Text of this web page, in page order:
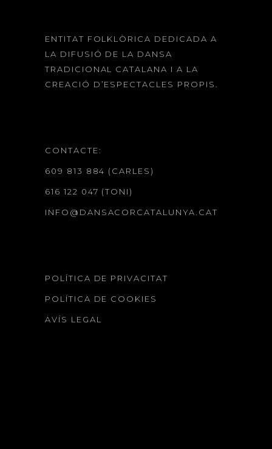
ENTITAT FOLKLÒRICA DEDICADA A
LA DIFUSIÓ DE LA DANSA
TRADICIONAL CATALANA I A LA
CREACIÓ D’ESPECTACLES PROPIS.
CONTACTE:
609 813 884 (CARLES)
616 122 047 (TONI)
INFO@DANSACORCATALUNYA.CAT
POLÍTICA DE PRIVACITAT
POLÍTICA DE COOKIES
AVÍS LEGAL